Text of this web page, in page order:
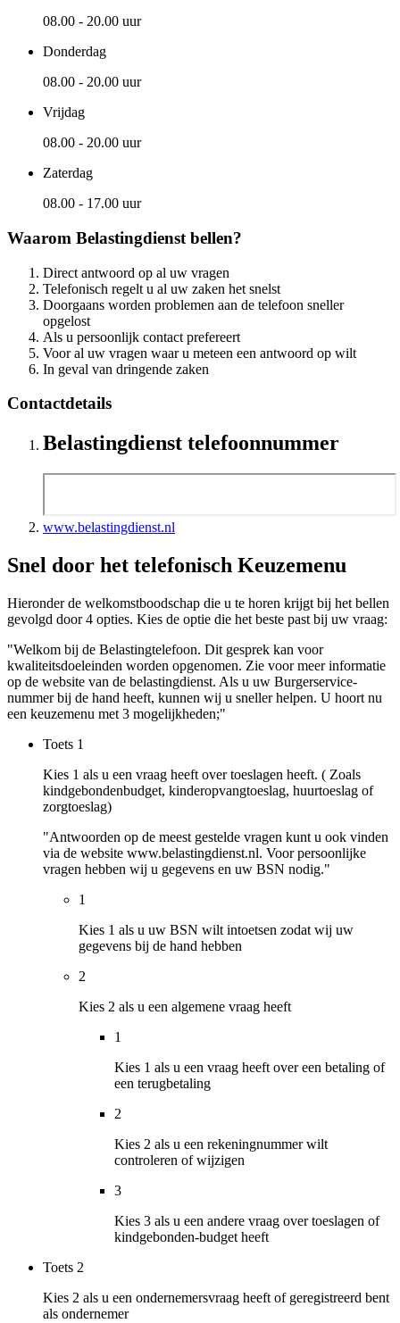
08.00 - 20.00 uur
Donderdag
08.00 - 20.00 uur
Vrijdag
08.00 - 20.00 uur
Zaterdag
08.00 - 17.00 uur
Waarom Belastingdienst bellen?
Direct antwoord op al uw vragen
Telefonisch regelt u al uw zaken het snelst
Doorgaans worden problemen aan de telefoon sneller
opgelost
Als u persoonlijk contact prefereert
Voor al uw vragen waar u meteen een antwoord op wilt
In geval van dringende zaken
Contactdetails
Belastingdienst telefoonnummer
www.belastingdienst.nl
Snel door het telefonisch Keuzemenu
Hieronder de welkomstboodschap die u te horen krijgt bij het bellen
gevolgd door 4 opties. Kies de optie die het beste past bij uw vraag:
"Welkom bij de Belastingtelefoon. Dit gesprek kan voor
kwaliteitsdoeleinden worden opgenomen. Zie voor meer informatie
op de website van de belastingdienst. Als u uw Burgerservice-
nummer bij de hand heeft, kunnen wij u sneller helpen. U hoort nu
een keuzemenu met 3 mogelijkheden;"
Toets 1
Kies 1 als u een vraag heeft over toeslagen heeft. ( Zoals
kindgebondenbudget, kinderopvangtoeslag, huurtoeslag of
zorgtoeslag)
"Antwoorden op de meest gestelde vragen kunt u ook vinden
via de website www.belastingdienst.nl. Voor persoonlijke
vragen hebben wij u gegevens en uw BSN nodig."
1
Kies 1 als u uw BSN wilt intoetsen zodat wij uw
gegevens bij de hand hebben
2
Kies 2 als u een algemene vraag heeft
1
Kies 1 als u een vraag heeft over een betaling of
een terugbetaling
2
Kies 2 als u een rekeningnummer wilt
controleren of wijzigen
3
Kies 3 als u een andere vraag over toeslagen of
kindgebonden-budget heeft
Toets 2
Kies 2 als u een ondernemersvraag heeft of geregistreerd bent
als ondernemer